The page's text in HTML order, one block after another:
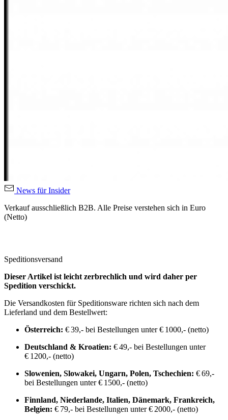
News für Insider
Verkauf ausschließlich B2B. Alle Preise verstehen sich in Euro
(Netto)
Speditionsversand
Dieser Artikel ist leicht zerbrechlich und wird daher per
Spedition verschickt.
Die Versandkosten für Speditionsware richten sich nach dem
Lieferland und dem Bestellwert:
Österreich: € 39,- bei Bestellungen unter € 1000,- (netto)
Deutschland & Kroatien: € 49,- bei Bestellungen unter
€ 1200,- (netto)
Slowenien, Slowakei, Ungarn, Polen, Tschechien: € 69,-
bei Bestellungen unter € 1500,- (netto)
Finnland, Niederlande, Italien, Dänemark, Frankreich,
Belgien: € 79,- bei Bestellungen unter € 2000,- (netto)